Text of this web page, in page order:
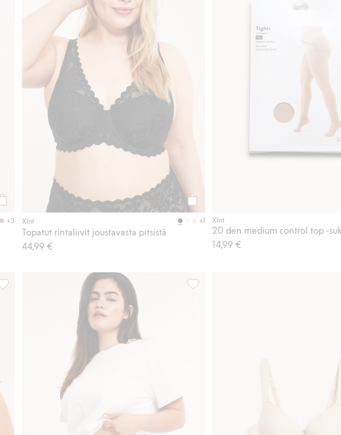
+3
Osta
Xlnt +1
Topatut rintaliivit joustavasta pitsistä
44,99 €
Xlnt
20 den medium control top -
14,99 €
Saumattomat kaarituettomat rintaliivit, Lisää suosikkeihin